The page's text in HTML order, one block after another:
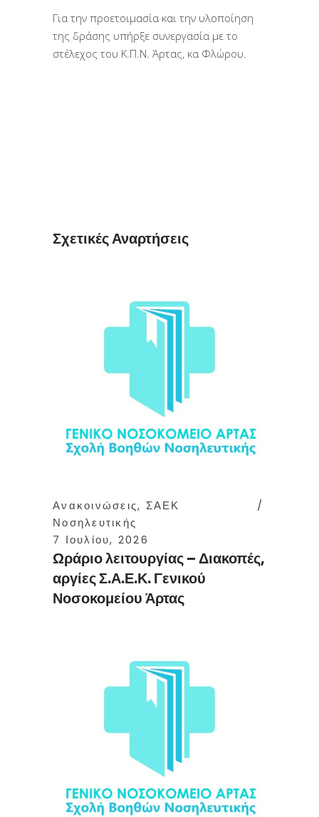
Για την προετοιμασία και την υλοποίηση
της δράσης υπήρξε συνεργασία με το
στέλεχος του Κ.Π.Ν. Άρτας, κα Φλώρου.
Σχετικές Αναρτήσεις
Ανακοινώσεις, ΣΑΕΚ
Νοσηλευτικής
7 Ιουλίου, 2026
Ωράριο λειτουργίας – Διακοπές,
αργίες Σ.Α.Ε.Κ. Γενικού
Νοσοκομείου Άρτας